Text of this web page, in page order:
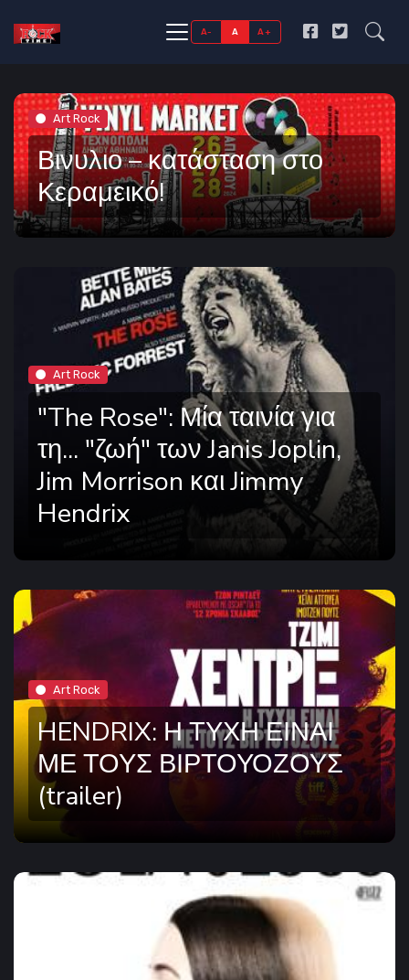
A- A A+
Art Rock
Βινυλιο – κατάσταση στο
Κεραμεικό!
Art Rock
"The Rose": Μία ταινία για
τη... "ζωή" των Janis Joplin,
Jim Morrison και Jimmy
Hendrix
Art Rock
HENDRIX: Η ΤΥΧΗ ΕΙΝΑΙ
ΜΕ ΤΟΥΣ ΒΙΡΤΟΥΟΖΟΥΣ
(trailer)